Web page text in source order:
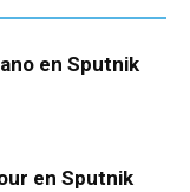
en Sputnik
en Sputnik